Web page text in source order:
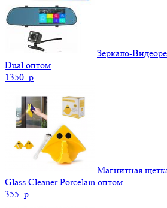
Зеркало-
Dual оптом
1350. p
Магнитная
Glass Cleaner Porcelain оптом
355. p